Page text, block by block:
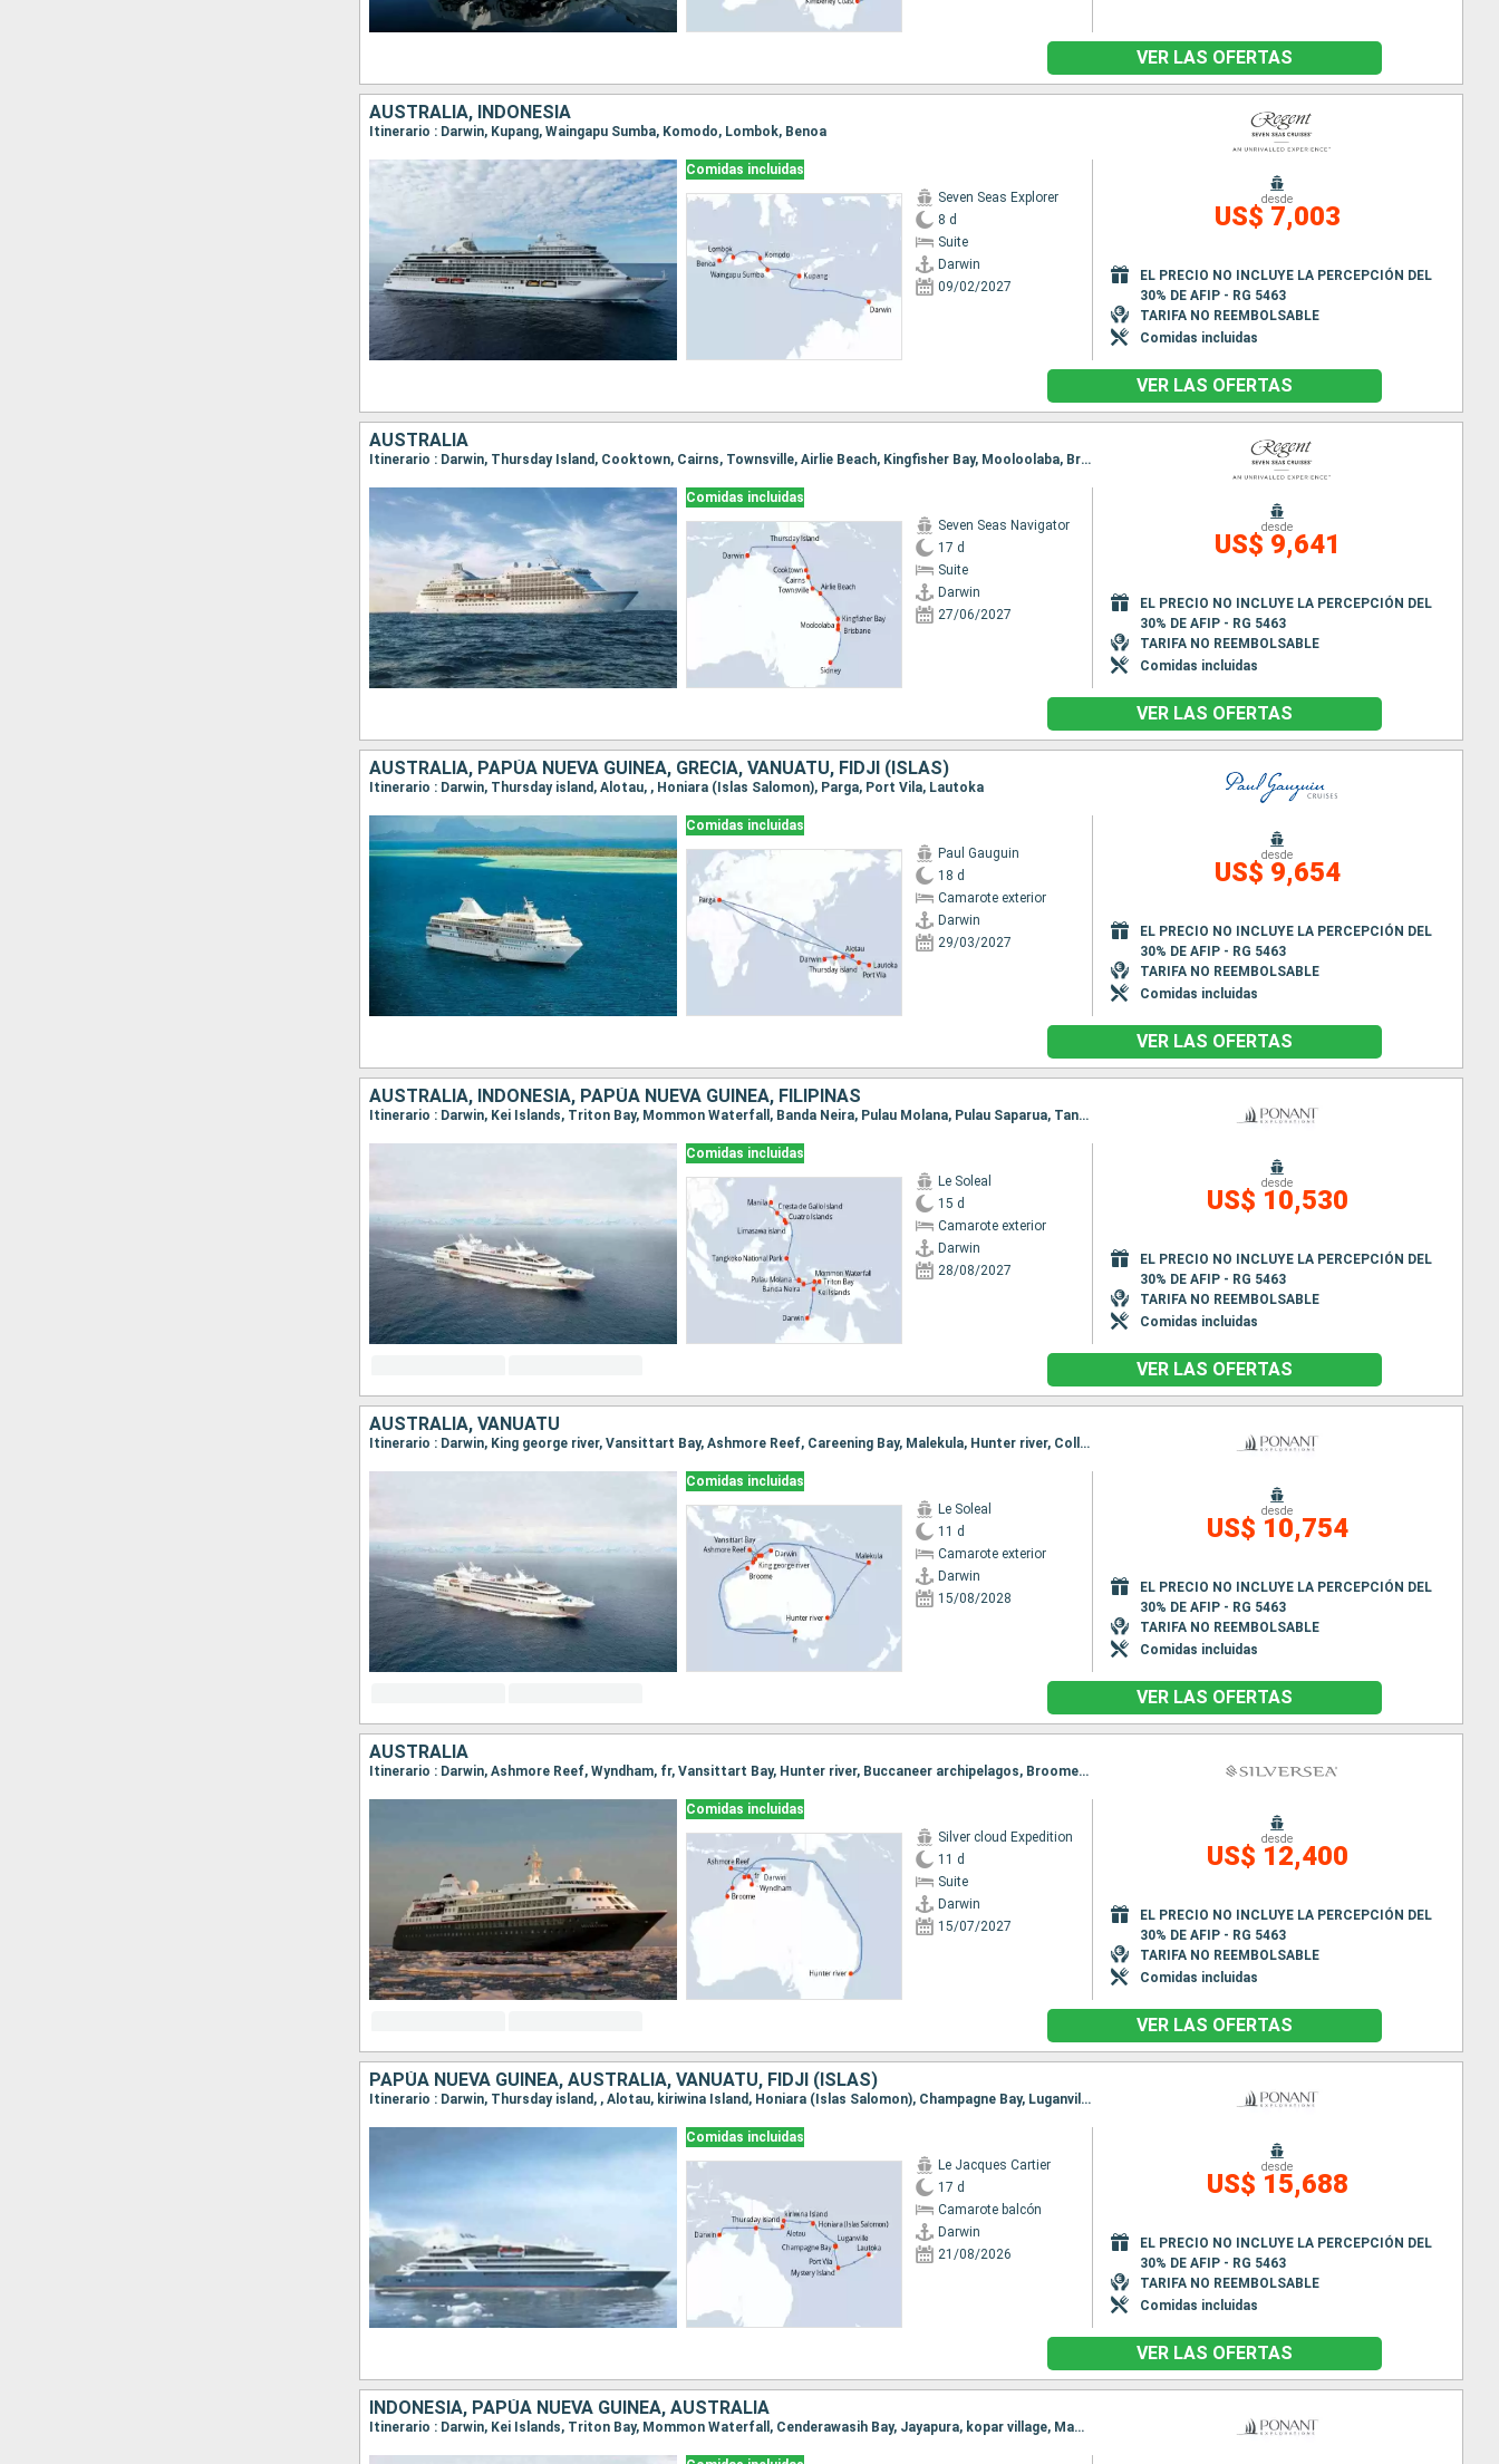
VER LAS OFERTAS
AUSTRALIA, INDONESIA
Itinerario : Darwin, Kupang, Waingapu Sumba, Komodo, Lombok, Benoa
Comidas incluidas
Seven Seas Explorer
8 d
Suite
Darwin
09/02/2027
desde
US$ 7,003
EL PRECIO NO INCLUYE LA PERCEPCIÓN DEL
30% DE AFIP - RG 5463
TARIFA NO REEMBOLSABLE
Comidas incluidas
VER LAS OFERTAS
AUSTRALIA
Itinerario : Darwin, Thursday Island, Cooktown, Cairns, Townsville, Airlie Beach, Kingfisher Bay, Mooloolaba, Brisbane, Sidney
Comidas incluidas
Seven Seas Navigator
17 d
Suite
Darwin
27/06/2027
desde
US$ 9,641
EL PRECIO NO INCLUYE LA PERCEPCIÓN DEL
30% DE AFIP - RG 5463
TARIFA NO REEMBOLSABLE
Comidas incluidas
VER LAS OFERTAS
AUSTRALIA, PAPÚA NUEVA GUINEA, GRECIA, VANUATU, FIDJI (ISLAS)
Itinerario : Darwin, Thursday island, Alotau, , Honiara (Islas Salomon), Parga, Port Vila, Lautoka
Comidas incluidas
Paul Gauguin
18 d
Camarote exterior
Darwin
29/03/2027
desde
US$ 9,654
EL PRECIO NO INCLUYE LA PERCEPCIÓN DEL
30% DE AFIP - RG 5463
TARIFA NO REEMBOLSABLE
Comidas incluidas
VER LAS OFERTAS
AUSTRALIA, INDONESIA, PAPÚA NUEVA GUINEA, FILIPINAS
Itinerario : Darwin, Kei Islands, Triton Bay, Mommon Waterfall, Banda Neira, Pulau Molana, Pulau Saparua, Tangkoko National Park, Limasawa island, Cuatro Islands, Cresta de Gallo Island, Manila
Comidas incluidas
Le Soleal
15 d
Camarote exterior
Darwin
28/08/2027
desde
US$ 10,530
EL PRECIO NO INCLUYE LA PERCEPCIÓN DEL
30% DE AFIP - RG 5463
TARIFA NO REEMBOLSABLE
Comidas incluidas
VER LAS OFERTAS
AUSTRALIA, VANUATU
Itinerario : Darwin, King george river, Vansittart Bay, Ashmore Reef, Careening Bay, Malekula, Hunter river, Collier Bay, fr, Broome
Comidas incluidas
Le Soleal
11 d
Camarote exterior
Darwin
15/08/2028
desde
US$ 10,754
EL PRECIO NO INCLUYE LA PERCEPCIÓN DEL
30% DE AFIP - RG 5463
TARIFA NO REEMBOLSABLE
Comidas incluidas
VER LAS OFERTAS
AUSTRALIA
Itinerario : Darwin, Ashmore Reef, Wyndham, fr, Vansittart Bay, Hunter river, Buccaneer archipelagos, Broome, Darwin, Ashmore Reef, Wyndham, fr, Vansittart Bay, Hunter river, Buccaneer archipelagos, Broome
Comidas incluidas
Silver cloud Expedition
11 d
Suite
Darwin
15/07/2027
desde
US$ 12,400
EL PRECIO NO INCLUYE LA PERCEPCIÓN DEL
30% DE AFIP - RG 5463
TARIFA NO REEMBOLSABLE
Comidas incluidas
VER LAS OFERTAS
PAPÚA NUEVA GUINEA, AUSTRALIA, VANUATU, FIDJI (ISLAS)
Itinerario : Darwin, Thursday island, , Alotau, kiriwina Island, Honiara (Islas Salomon), Champagne Bay, Luganville, Port Vila, Mystery Island, Lautoka
Comidas incluidas
Le Jacques Cartier
17 d
Camarote balcón
Darwin
21/08/2026
desde
US$ 15,688
EL PRECIO NO INCLUYE LA PERCEPCIÓN DEL
30% DE AFIP - RG 5463
TARIFA NO REEMBOLSABLE
Comidas incluidas
VER LAS OFERTAS
INDONESIA, PAPÚA NUEVA GUINEA, AUSTRALIA
Itinerario : Darwin, Kei Islands, Triton Bay, Mommon Waterfall, Cenderawasih Bay, Jayapura, kopar village, Madang, Tami Island, , Alotau, Cairns